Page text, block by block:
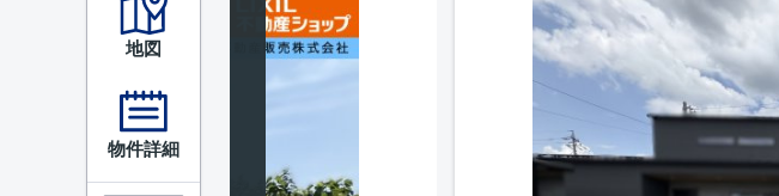
地図
物件詳細